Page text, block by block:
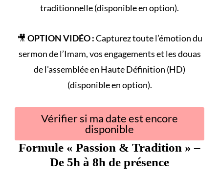
traditionnelle(disponible en option).
🎥 OPTION VIDÉO :Capturez toute l’émotion du
sermon de l’Imam, vos engagements et les douas
de l’assemblée en Haute Définition (HD)
(disponible en option).
Vérifier si ma date est encore
disponible
Formule « Passion & Tradition » –
De 5h à 8h de présence